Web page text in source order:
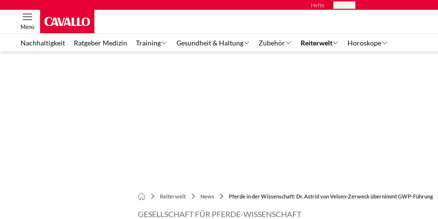
Hefte
Menü
Nachhaltigkeit Ratgeber Medizin Training Gesundheit & Haltung Zubehör Reiterwelt Horoskope
Reiterwelt News Pferde in der Wissenschaft: Dr. Astrid von Velsen-Zerweck übernimmt GWP-Führung
GESELLSCHAFT FÜR PFERDE-WISSENSCHAFT